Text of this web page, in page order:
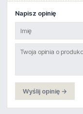
Napisz opinię
Wyślij opinię →